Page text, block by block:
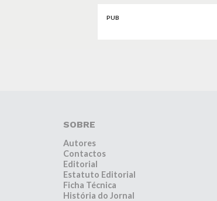
PUB
SOBRE
Autores
Contactos
Editorial
Estatuto Editorial
Ficha Técnica
História do Jornal